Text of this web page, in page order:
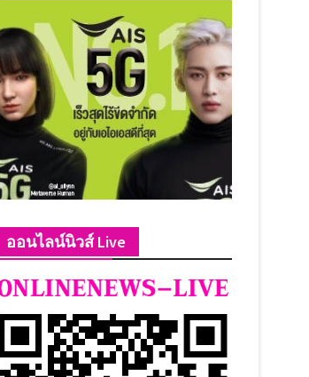
ออนไลน์นิวส์ Live